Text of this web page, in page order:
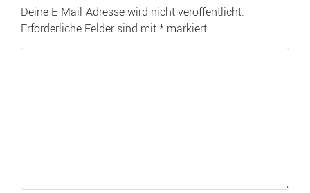
Deine E-Mail-Adresse wird nicht veröffentlicht.
Erforderliche Felder sind mit* markiert